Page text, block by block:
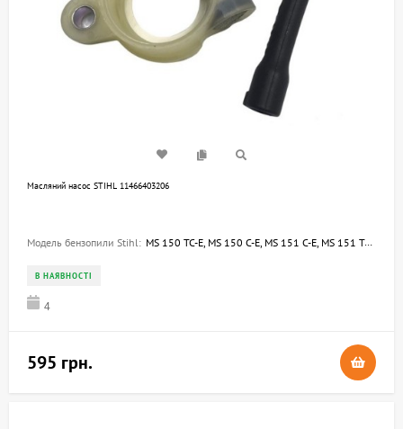
Масляний насос STIHL 11466403206
Модель бензопили Stihl: MS 150 TC-E, MS 150 C-E, MS 151 C-E, MS 151 TC-E
В НАЯВНОСТІ
4
595 грн.